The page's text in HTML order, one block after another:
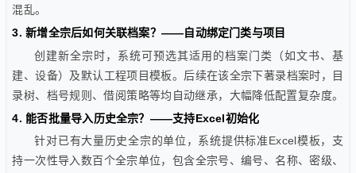
混乱。
3. 新增全宗后如何关联档案？——自动绑定门类与项目
创建新全宗时，系统可预选其适用的档案门类（如文书、基
建、设备）及默认工程项目模板。后续在该全宗下著录档案时，目
录树、档号规则、借阅策略等均自动继承，大幅降低配置复杂度。
4. 能否批量导入历史全宗？——支持Excel初始化
针对已有大量历史全宗的单位，系统提供标准Excel模板，支
持一次性导入数百个全宗单位，包含全宗号、编号、名称、密级、